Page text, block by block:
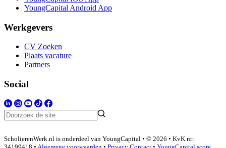
YoungCapital Android App
Werkgevers
CV Zoeken
Plaats vacature
Partners
Social
ScholierenWerk.nl is onderdeel van YoungCapital • © 2026 • KvK nr: